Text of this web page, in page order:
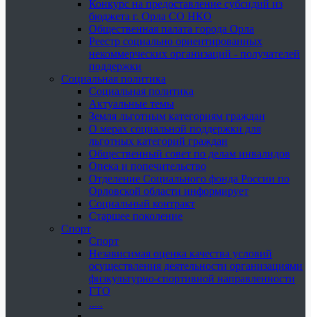
Конкурс на предоставление субсидий из
бюджета г. Орла СО НКО
Общественная палата города Орла
Реестр социально ориентированных
некоммерческих организаций - получателей
поддержки
Социальная политика
Социальная политика
Актуальные темы
Земля льготным категориям граждан
О мерах социальной поддержки для
льготных категорий граждан
Общественный совет по делам инвалидов
Опека и попечительство
Отделение Социального фонда России по
Орловской области информирует
Социальный контракт
Старшее поколение
Спорт
Спорт
Независимая оценка качества условий
осуществления деятельности организациями
физкультурно-спортивной направленности
ГТО
.....